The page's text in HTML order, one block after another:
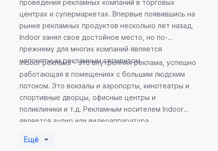
проведения рекламных компаний в торговых
центрах и супермаркетах. Впервые появившись на
рынке рекламных продуктов несколько лет назад,
Indoor занял свое достойное место, но по-
прежнему для многих компаний является
непонятным рекламным сегментом.
Indoor реклама – это внутренняя реклама, успешно
работающая в помещениях с большим людским
потоком. Это вокзалы и аэропорты, кинотеатры и
спортивные дворцы, офисные центры и
поликлиники и т.д. Рекламным носителем Indoor
является аудио или видеоаппаратура,
эффективность приносит такой вид рекламы в
Ещё